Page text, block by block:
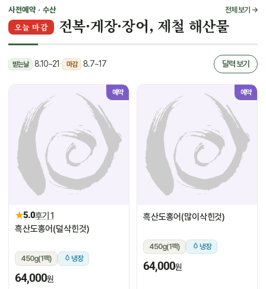
사전예약 · 수산 전체 보기 →
오늘 마감 전복·게장·장어, 제철 해산물
받는날 8.10~21 · 마감 8.7~17 달력 보기
예약
★5.0후기 1
흑산도홍어(덜삭힌것)
450g(1팩) 냉장
64,000원
예약
흑산도홍어(많이삭힌것)
450g(1팩) 냉장
64,000원